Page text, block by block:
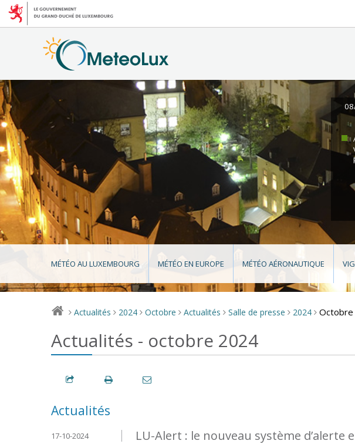
MÉTÉO AU LUXEMBOURG MÉTÉO EN EUROPE MÉTÉO AÉRONAUTIQUE
> Actualités > 2024 > Octobre > Actualités > Salle de presse > 2024 > Octobre
Actualités - octobre 2024
Actualités
LU-Alert : le nouveau système
17-10-2024